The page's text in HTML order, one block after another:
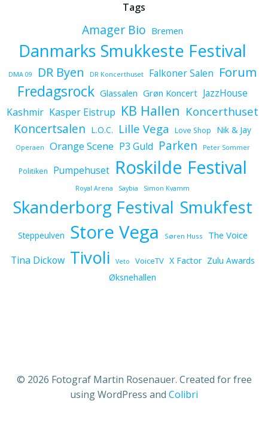
Tags
Amager Bio Bremen
Danmarks Smukkeste Festival
DMA 09 DR Byen DR Koncerthuset Falkoner Salen Forum
Fredagsrock Glassalen Grøn Koncert JazzHouse
Kashmir Kasper Eistrup KB Hallen Koncerthuset
Koncertsalen L.O.C. Lille Vega Love Shop Nik & Jay
Operaen Orange Scene P3 Guld Parken Peter Sommer
Politiken Pumpehuset Roskilde Festival
Royal Arena Saybia Simon Kvamm
Skanderborg Festival Smukfest
Steppeulven Store Vega Søren Huss The Voice
Tina Dickow Tivoli Veto VoiceTV X Factor Zulu Awards
Øksnehallen
© 2026 Fotograf Martin Rosenauer. Created for free
using WordPress and Colibri